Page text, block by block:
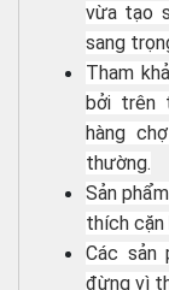
vừa tạo
sang
Tham
bởi trên
hàng
thường.
Sản
thích cặn
Các sản
đừng vì